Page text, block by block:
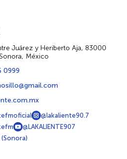
Juárez y Heriberto Aja, 83000
México
0999
@lakaliente90.7
@LAKALIENTE907
(Sonora)